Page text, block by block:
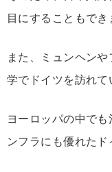
目にすることもでき
また、ミュンヘン
学でドイツを訪れて
ヨーロッパの中で
ンフラにも優れたド